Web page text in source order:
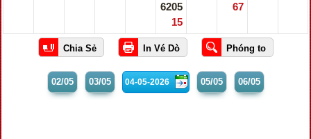
6205
15
67
02/05 03/05 05/05 06/05